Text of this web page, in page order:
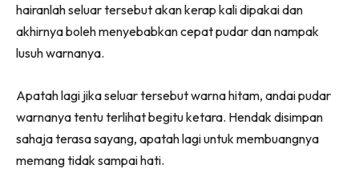
hairanlah seluar tersebut akan kerap kali dipakai dan
akhirnya boleh menyebabkan cepat pudar dan nampak
lusuh warnanya.
Apatah lagi jika seluar tersebut warna hitam, andai pudar
warnanya tentu terlihat begitu ketara. Hendak disimpan
sahaja terasa sayang, apatah lagi untuk membuangnya
memang tidak sampai hati.